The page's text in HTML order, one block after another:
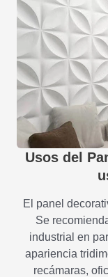
Usos del
El panel
Se
industrial en
apariencia
recámaras,